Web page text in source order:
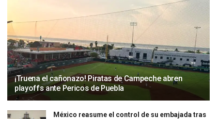
¡Truena el cañonazo! Piratas de Campeche abren
playoffs ante Pericos de Puebla
México reasume el control de su embajada tras